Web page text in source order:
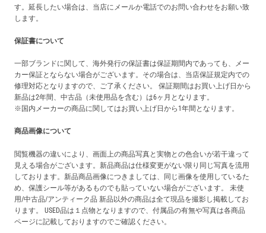
す。延長したい場合は、当店にメールか電話でのお問い合わせをお願い致
します。
保証書について
一部ブランドに関して、海外発行の保証書は保証期間内であっても、メー
カー保証とならない場合がございます。その場合は、当店保証規定内での
修理対応となりますので、ご了承ください。 保証期間はお買い上げ日から
新品は2年間、中古品（未使用品を含む）は6ヶ月となります。
※国内メーカーの商品に関してはお買い上げ日から1年間となります。
商品画像について
閲覧機器の違いにより、画面上の商品写真と実物との色合いが若干違って
見える場合がございます。新品商品は仕様変更がない限り同じ写真を流用
しております。新品商品画像につきましては、同じ画像を使用しているた
め、保護シール等があるものでも貼っていない場合がございます。 未使
用/中古品/アンティーク品 新品以外の商品は全て現品を撮影し掲載してお
ります。 USED品は１点物となりますので、付属品の有無や写真は各商品
ページに記載しておりますのでご確認ください。